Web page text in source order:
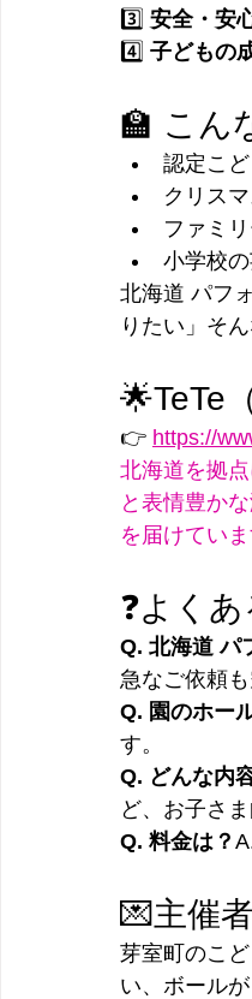
3️⃣ 安全・安
4️⃣ 子どもの
🏫 こん
認定こ
クリス
ファミ
小学校
北海道 パフ
りたい」そ
🌟TeTe
👉 https://
北海道を拠
と表情豊か
を届けていま
❓よく
Q. 北海道 パ
急なご依頼
Q. 園のホー
す。
Q. どんな内
ど、お子さ
Q. 料金は？
💌主催
芽室町のこ
い、ボール